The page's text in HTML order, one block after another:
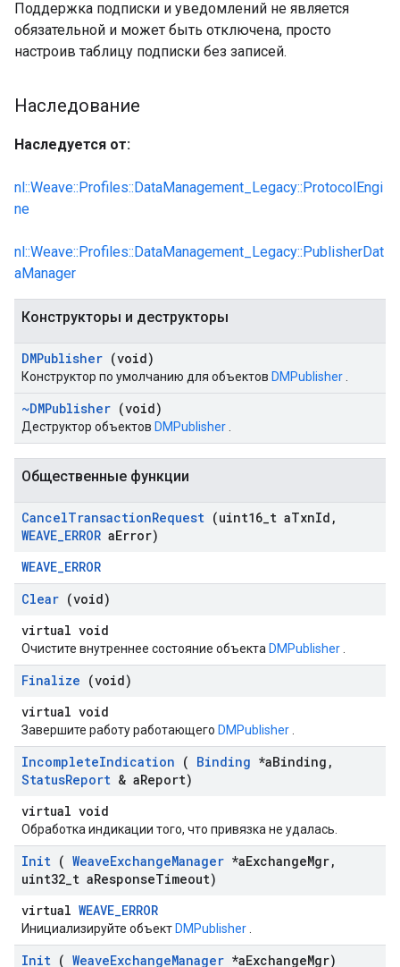
Поддержка подписки и уведомлений не является
обязательной и может быть отключена, просто
настроив таблицу подписки без записей.
Наследование
Наследуется от:
nl::Weave::Profiles::DataManagement_Legacy::ProtocolEngi
ne
nl::Weave::Profiles::DataManagement_Legacy::PublisherDat
aManager
Конструкторы и деструкторы
DMPublisher (void)
Конструктор по умолчанию для объектов DMPublisher
~DMPublisher (void)
Деструктор объектов DMPublisher
Общественные функции
CancelTransactionRequest (uint16 t aTxnId ,
WEAVE_ERROR aError)
WEAVE_ERROR
Clear (void)
virtual void
Очистите внутреннее состояние объекта DMPublisher
Finalize (void)
virtual void
Завершите работу работающего DMPublisher
IncompleteIndication ( Binding *aBinding ,
StatusReport & aReport)
virtual void
Обработка индикации того, что привязка не удалась.
Init ( WeaveExchangeManager *aExchangeMgr,
uint32 t aResponseTimeout)
virtual WEAVE_ERROR
Инициализируйте объект DMPublisher
Init ( WeaveExchangeManager *aExchangeMgr)